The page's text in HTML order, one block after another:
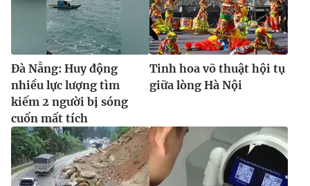
Đà Nẵng: Huy động
nhiều lực lượng tìm
kiếm 2 người bị sóng
cuốn mất tích
Tinh hoa võ thuật hội tụ
giữa lòng Hà Nội